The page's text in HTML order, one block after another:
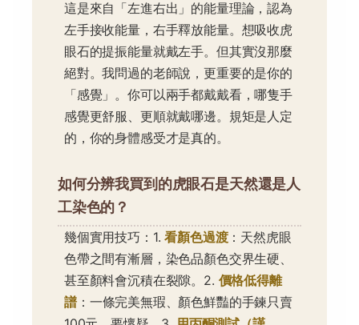
這是來自「左進右出」的能量理論，認為
左手接收能量，右手釋放能量。想吸收虎
眼石的提振能量就戴左手。但其實沒那麼
絕對。我問過的老師說，更重要的是你的
「感覺」。你可以兩手都戴戴看，哪隻手
感覺更舒服、更順就戴哪邊。規矩是人定
的，你的身體感受才是真的。
如何分辨我買到的虎眼石是天然還是人
工染色的？
幾個實用技巧：1.看顏色過渡：天然虎眼
色帶之間有漸層，染色品顏色交界生硬、
甚至顏料會沉積在裂隙。2. 價格低得離
譜：一條完美無瑕、顏色鮮豔的手鍊只賣